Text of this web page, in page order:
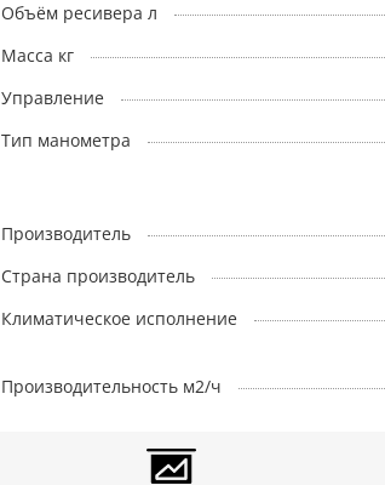
Объём ресивера л
Масса кг
Управление
Тип манометра
Производитель
Страна производитель
Климатическое исполнение
Производительность м2/ч